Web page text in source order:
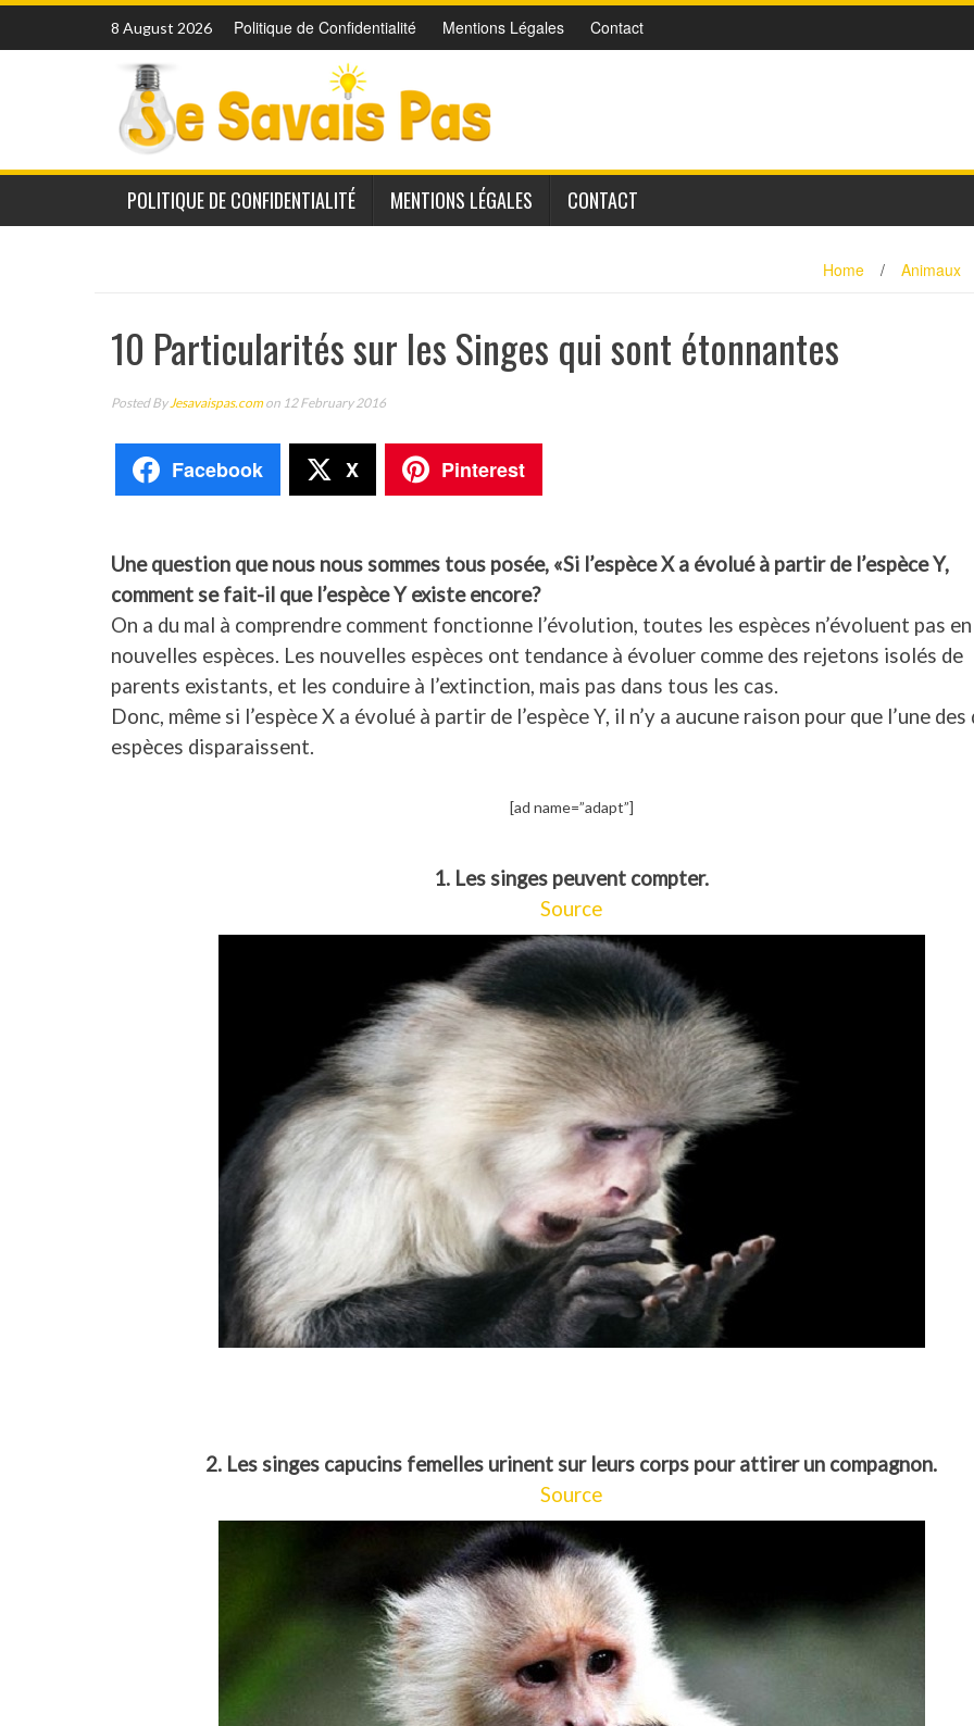
Skip
content
8 August 2026 Politique de Confidentialité Mentions Légales Contact
POLITIQUE DE CONFIDENTIALITÉ MENTIONS LÉGALES CONTACT
Home / Animaux
10 Particularités sur les Singes qui sont étonnantes
Posted ByJesavaispas.comon 12 February 2016
Facebook X Pinterest
Une question que nous nous sommes tous posée, «Si l’espèce X a évolué à partir de l’espèce Y,
comment se fait-il que l’espèce Y existe encore?
On a du mal à comprendre comment fonctionne l’évolution, toutes les espèces n’évoluent pas
nouvelles espèces. Les nouvelles espèces ont tendance à évoluer comme des rejetons isolés de
parents existants, et les conduire à l’extinction, mais pas dans tous les cas.
Donc, même si l’espèce X a évolué à partir de l’espèce Y, il n’y a aucune raison pour que l’une des
espèces disparaissent.
[ad name=”adapt”]
1. Les singes peuvent compter.
Source
2. Les singes capucins femelles urinent sur leurs corps pour attirer un compagnon.
Source